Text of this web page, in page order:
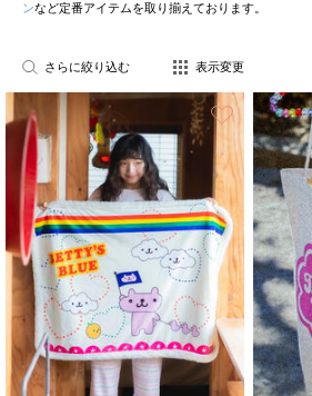
ンなど定番アイテムを取り揃えております。
さらに絞り込む 表示変更
お気に入り